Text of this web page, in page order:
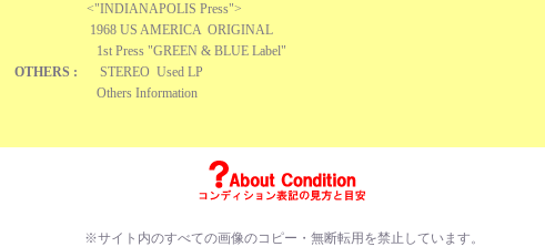
OTHERS :
<"INDIANAPOLIS Press">
1968 US AMERICA ORIGINAL
1st Press "GREEN & BLUE Label"
STEREO Used LP
Others Information
※サイト内のすべての画像のコピー・無断転用を禁止 しています。